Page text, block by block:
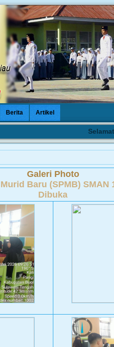
Berita Artikel
Selamat
Galeri Photo
Baru (SPMB) SMAN
Dibuka